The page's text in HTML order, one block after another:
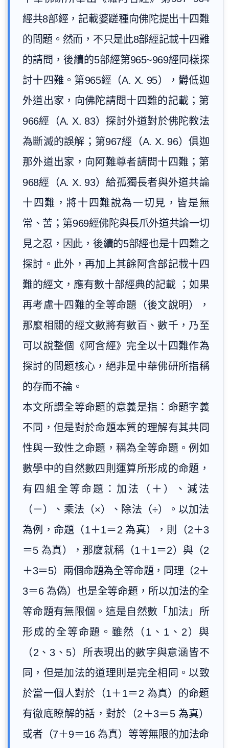
經共8部經，記載婆蹉種向佛陀提出十四難
的問題。然而，不只是此8部經記載十四難
的請問，後續的5部經第965~969經同樣探
討十四難。第965經（A. X. 95），欝低迦
外道出家，向佛陀請問十四難的記載；第
966經（A. X. 83）探討外道對於佛陀教法
為斷滅的誤解；第967經（A. X. 96）俱迦
那外道出家，向阿難尊者請問十四難；第
968經（A. X. 93）給孤獨長者與外道共論
十四難，將十四難說為一切見，皆是無
常、苦；第969經佛陀與長爪外道共論一切
見之忍，因此，後續的5部經也是十四難之
探討。此外，再加上其餘阿含部記載十四
難的經文，應有數十部經典的記載 ；如果
再考慮十四難的全等命題（後文說明），
那麼相關的經文數將有數百、數千，乃至
可以說整個《阿含經》完全以十四難作為
探討的問題核心，絕非是中華佛研所指稱
的存而不論。
本文所謂全等命題的意義是指：命題字義
不同，但是對於命題本質的理解有其共同
性與一致性之命題，稱為全等命題。例如
數學中的自然數四則運算所形成的命題，
有四組全等命題：加法（＋）、減法
（－）、乘法（×）、除法（÷）。以加法
為例，命題（1＋1＝2 為真），則（2＋3
＝5 為真），那麼就稱（1＋1＝2）與（2
＋3＝5）兩個命題為全等命題，同理（2＋
3＝6 為偽）也是全等命題，所以加法的全
等命題有無限個。這是自然數「加法」所
形成的全等命題。雖然（1、1、2）與
（2、3、5）所表現出的數字與意涵皆不
同，但是加法的道理則是完全相同。以致
於當一個人對於（1＋1＝2 為真）的命題
有徹底瞭解的話，對於（2＋3＝5 為真）
或者（7＋9＝16 為真）等等無限的加法命